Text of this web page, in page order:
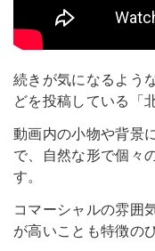
続きが気になるよう
どを投稿している「
動画内の小物や背景
で、自然な形で個々
す。
コマーシャルの雰囲
が高いことも特徴の